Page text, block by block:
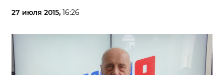
27 июля 2015, 16:26